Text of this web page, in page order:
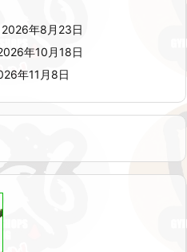
2026年8月23日
年10月18日
年11月8日